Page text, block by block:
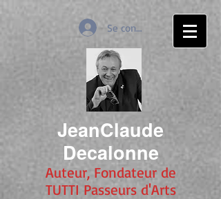
Se connecter
JeanClaude
Decalonne
Auteur, Fondateur de
TUTTI Passeurs d'Arts